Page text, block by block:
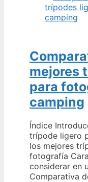
mejores
para
camping
Índice
trípode ligero
los mejores
fotografía
considerar en
Comparativa